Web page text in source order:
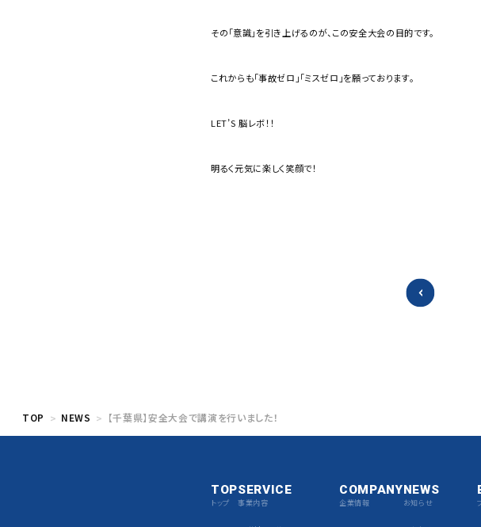
その「意識」を引き上げるのが、この安全大会の目的です。
これからも「事故ゼロ」「ミスゼロ」を願っております。
LET’S 脳レボ！！
明るく元気に楽しく笑顔で！
TOP NEWS 【千葉県】安全大会で講演を行いました！
TOP
トップ
SERVICE
事業内容
COMPANY
企業情報
NEWS
お知らせ